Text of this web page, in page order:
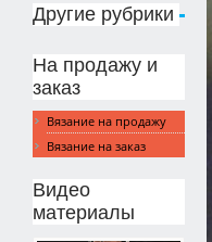
Другие рубрики
На продажу и
заказ
Вязание на продажу
Вязание на заказ
Видео
материалы